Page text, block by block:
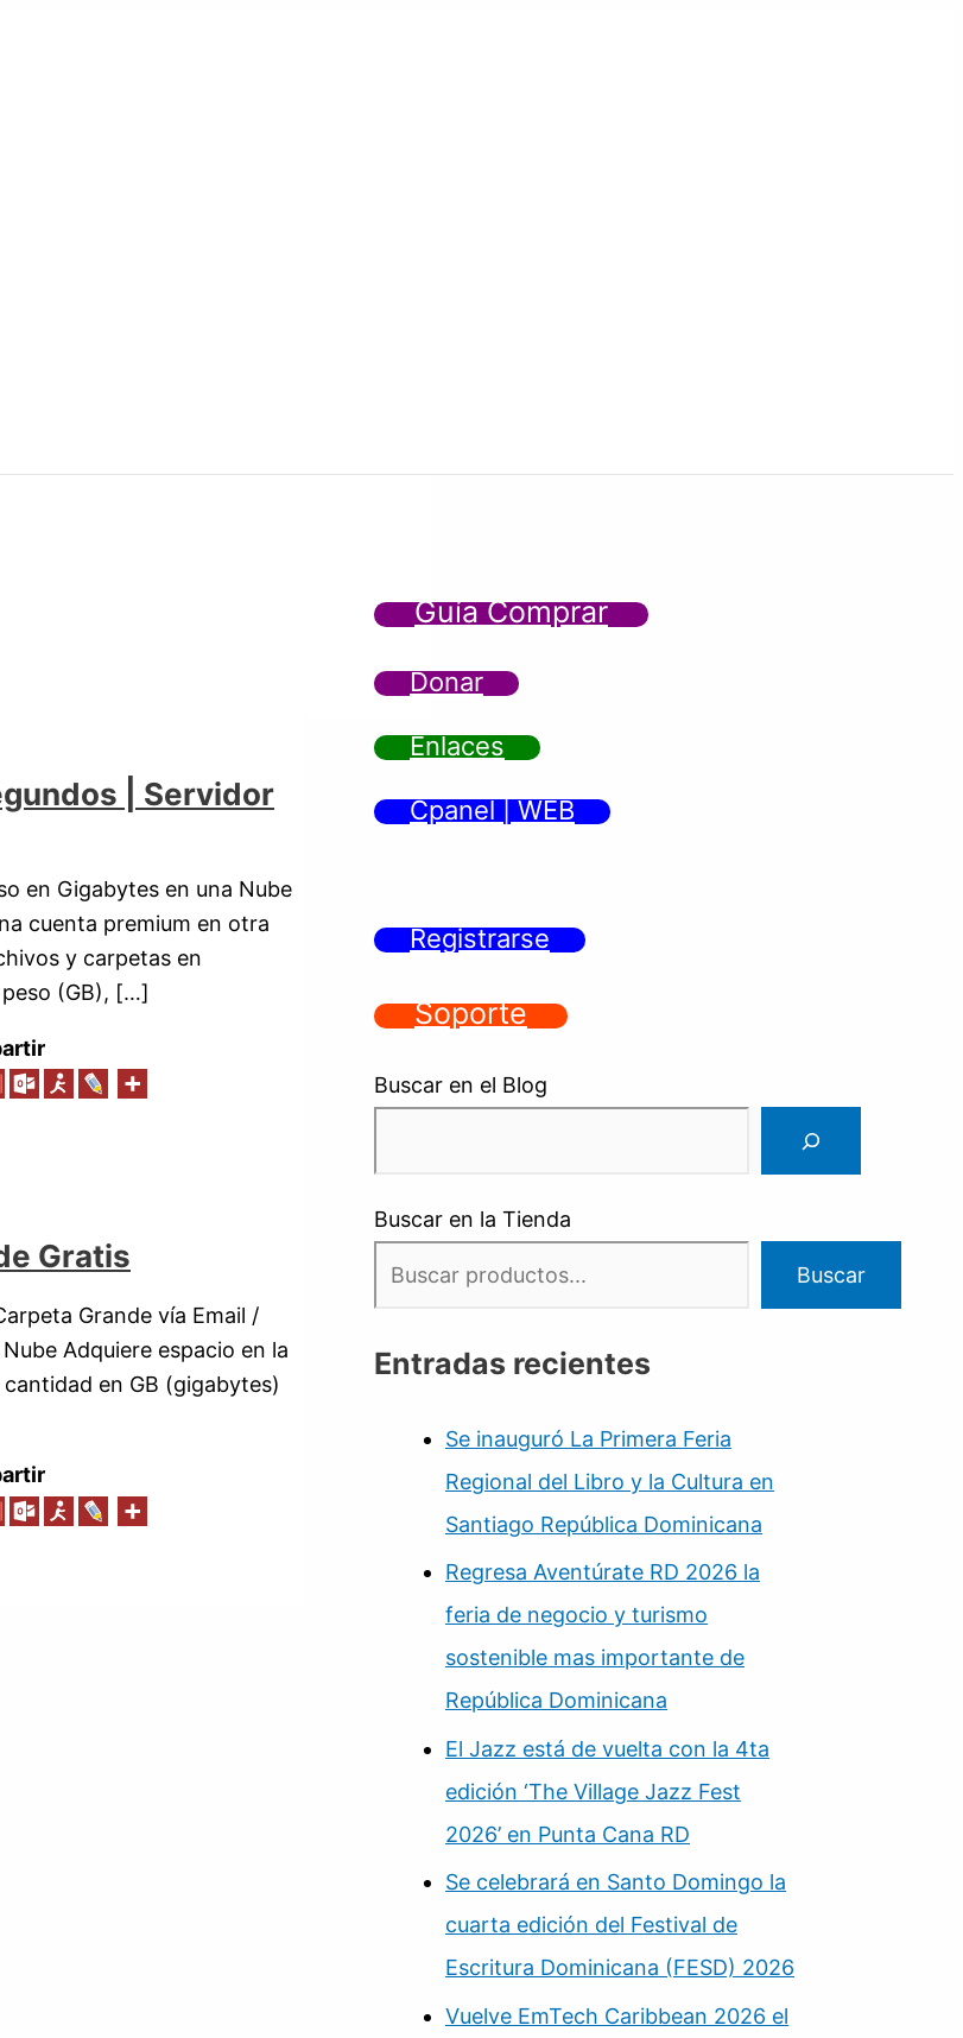
| Servidor
en Gigabytes en una Nube
cuenta premium en otra
y carpetas en
(GB), […]
Gratis
Grande vía Email /
Adquiere espacio en la
en GB (gigabytes)
Guía Comprar
Donar
Enlaces
Cpanel | WEB
Registrarse
Soporte
Buscar en el Blog
Buscar en la Tienda
Buscar
Entradas recientes
Se inauguró La Primera Feria
Regional del Libro y la Cultura en
Santiago República Dominicana
Regresa Aventúrate RD 2026 la
feria de negocio y turismo
sostenible mas importante de
República Dominicana
El Jazz está de vuelta con la 4ta
edición ‘The Village Jazz Fest
2026’ en Punta Cana RD
Se celebrará en Santo Domingo la
cuarta edición del Festival de
Escritura Dominicana (FESD) 2026
Vuelve EmTech Caribbean 2026 el